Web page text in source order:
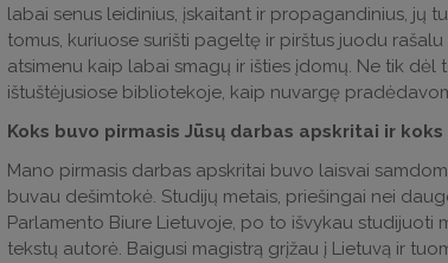
labai senus leidinius, įskaitant ir propagandinius, jų
tomus, kuriuose surišti pageltę ir pirštus juodu
atsimenu kaip labai smagų ir išties įdomų. Ne tik
ištuštėjusiose bibliotekoje, kaip nuvargę
Koks buvo pirmasis Jūsų darbas apskritai ir
Mano pirmasis darbas apskritai buvo laisvai
buvau dešimtokė. Studijų metais, priešingai nei
Parlamento Biure Lietuvoje, po to išvykau studijuoti
tekstų autorė. Baigusi magistrą grįžau į Lietuvą ir